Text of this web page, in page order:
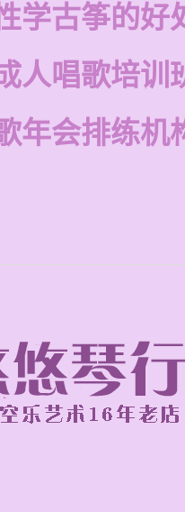
学古筝的好
人唱歌培训
年会排练机